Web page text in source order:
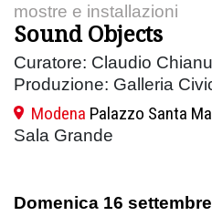
mostre e installazioni
Sound Objects
Curatore: Claudio
Produzione: Galleria
Modena Palazzo Santa
Sala Grande
Domenica 16